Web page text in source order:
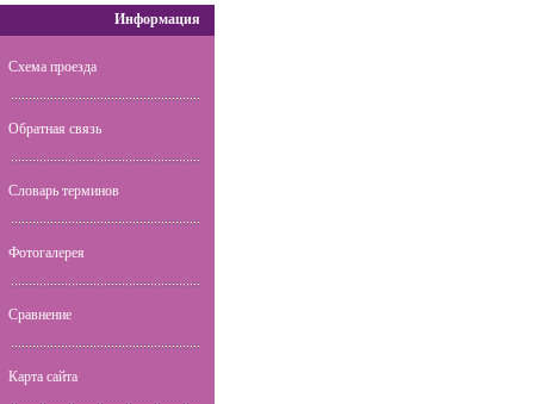
Информация
Схема проезда
Обратная связь
Словарь терминов
Фотогалерея
Сравнение
Карта сайта